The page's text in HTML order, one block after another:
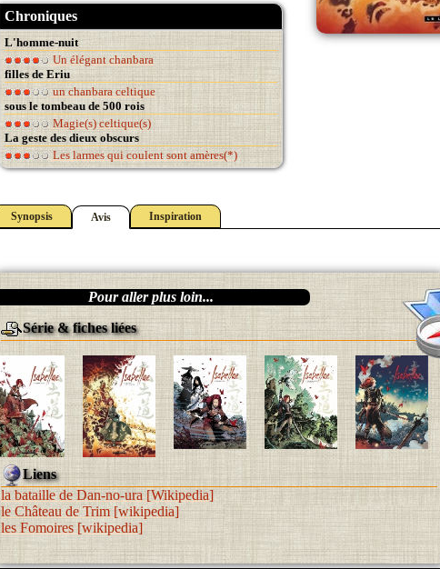
Chroniques
L'homme-nuit
Un élégant chanbara
filles de Eriu
un chanbara celtique
sous le tombeau de 500 rois
Magie(s) celtique(s)
La geste des dieux obscurs
Les larmes qui coulent sont amères(*)
Synopsis Avis Inspiration
Pour aller plus loin...
Série & fiches liées
Liens
la bataille de Dan-no-ura [Wikipedia]
le Château de Trim [wikipedia]
les Fomoires [wikipedia]